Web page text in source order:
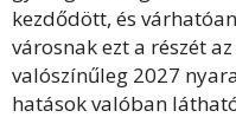
kezdődött, és
városnak ezt a részét
valószínűleg 2027
hatások valóban